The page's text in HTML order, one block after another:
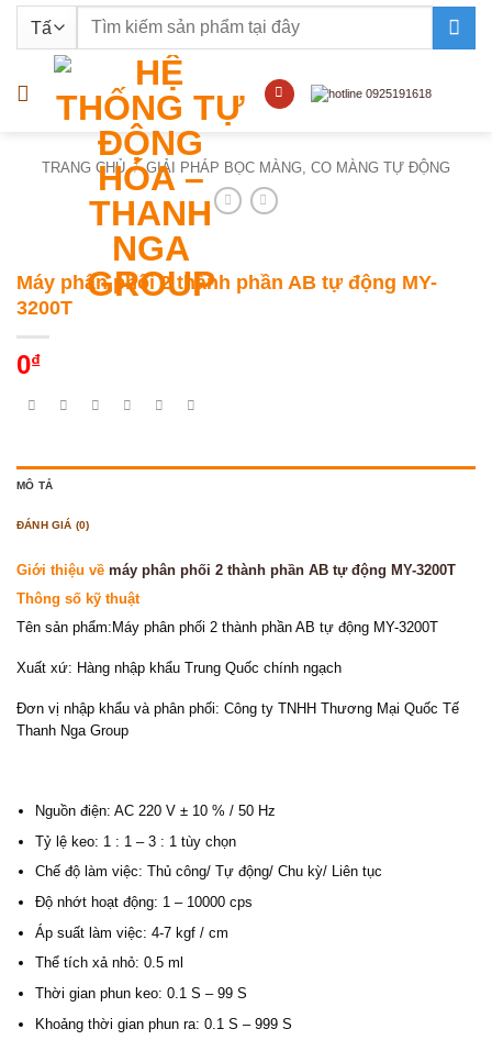
nội
Tìm
TRANG CHỦ / GIẢI PHÁP BỌC MÀNG, CO MÀNG TỰ ĐỘNG
Máy phân phối 2 thành phần AB tự động MY-
3200T
0₫
MÔ TẢ
ĐÁNH GIÁ (0)
Giới thiệu về máy phân phối 2 thành phần AB tự động MY-3200T
Thông số kỹ thuật
Tên sản phẩm:Máy phân phối 2 thành phần AB tự động MY-3200T
Xuất xứ: Hàng nhập khẩu Trung Quốc chính ngạch
Đơn vị nhập khẩu và phân phối: Công ty TNHH Thương Mại Quốc Tế
Thanh Nga Group
Nguồn điện: AC 220 V ± 10 % / 50 Hz
Tỷ lệ keo: 1 : 1 – 3 : 1 tùy chọn
Chế độ làm việc: Thủ công/ Tự động/ Chu kỳ/ Liên tục
Độ nhớt hoạt động: 1 – 10000 cps
Áp suất làm việc: 4-7 kgf / cm
Thể tích xả nhỏ: 0.5 ml
Thời gian phun keo: 0.1 S – 99 S
Khoảng thời gian phun ra: 0.1 S – 999 S